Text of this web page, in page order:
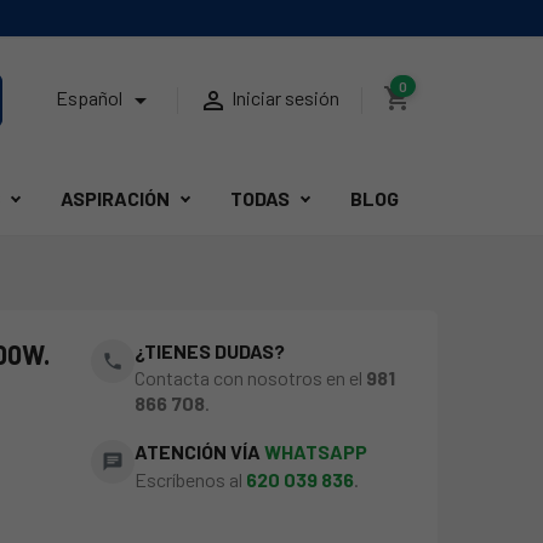
Español   Iniciar sesión shopping_cart
0
ASPIRACIÓN TODAS BLOG
phone
¿TIENES DUDAS?
Contacta con nosotros en el 981
866 708.
chat ATENCIÓN VÍAWHATSAPP
Escríbenos al 620 039 836